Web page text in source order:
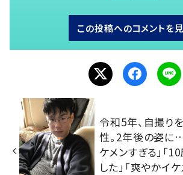
この投稿へのコメントを
令和5年、自撮り
性。2年後の姿に
ケメンすぎる」「
した」「爽やかイ